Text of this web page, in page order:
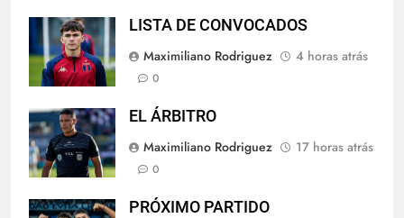
LISTA DE CONVOCADOS
Maximiliano Rodriguez
4 horas atrás
0
EL ÁRBITRO
Maximiliano Rodriguez
17 horas atrás
0
PRÓXIMO PARTIDO